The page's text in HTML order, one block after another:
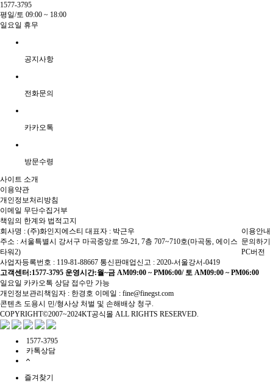
1577-3795
평일/토 09:00 ~ 18:00
일요일 휴무
공지사항
전화문의
카카오톡
방문수령
사이트 소개
이용약관
개인정보처리방침
이메일 무단수집거부
책임의 한계와 법적고지
이용안내
문의하기
PC버전
회사명 : (주)화인지에스티 대표자 : 박근우
주소 : 서울특별시 강서구 마곡중앙로 59-21, 7층 707~710호(마곡동, 에이스
타워2)
사업자등록번호 : 119-81-88667 통신판매업신고 : 2020-서울강서-0419
고객센터:1577-3795 운영시간:월~금 AM09:00 ~ PM06:00/ 토 AM09:00 ~ PM06:00
일요일 카카오톡 상담 접수만 가능
개인정보관리책임자 : 한경호 이메일 : fine@finegst.com
콘텐츠 도용시 민/형사상 처벌 및 손해배상 청구.
COPYRIGHT©2007~2024KT공식몰 ALL RIGHTS RESERVED.
1577-3795
카톡상담
즐겨찾기